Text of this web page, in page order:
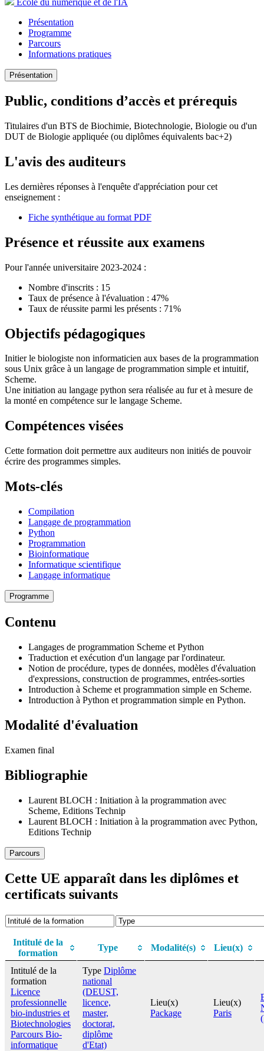
École du numérique et de l'IA
Présentation
Programme
Parcours
Informations pratiques
Présentation
Public, conditions d’accès et prérequis
Titulaires d'un BTS de Biochimie, Biotechnologie, Biologie ou d'un
DUT de Biologie appliquée (ou diplômes équivalents bac+2)
L'avis des auditeurs
Les dernières réponses à l'enquête d'appréciation pour cet
enseignement :
Fiche synthétique au format PDF
Présence et réussite aux examens
Pour l'année universitaire 2023-2024 :
Nombre d'inscrits : 15
Taux de présence à l'évaluation : 47%
Taux de réussite parmi les présents : 71%
Objectifs pédagogiques
Initier le biologiste non informaticien aux bases de la programmation
sous Unix grâce à un langage de programmation simple et intuitif,
Scheme.
Une initiation au langage python sera réalisée au fur et à mesure de
la monté en compétence sur le langage Scheme.
Compétences visées
Cette formation doit permettre aux auditeurs non initiés de pouvoir
écrire des programmes simples.
Mots-clés
Compilation
Langage de programmation
Python
Programmation
Bioinformatique
Informatique scientifique
Langage informatique
Programme
Contenu
Langages de programmation Scheme et Python
Traduction et exécution d'un langage par l'ordinateur.
Notion de procédure, types de données, modèles d'évaluation
d'expressions, construction de programmes, entrées-sorties
Introduction à Scheme et programmation simple en Scheme.
Introduction à Python et programmation simple en Python.
Modalité d'évaluation
Examen final
Bibliographie
Laurent BLOCH : Initiation à la programmation avec
Scheme, Editions Technip
Laurent BLOCH : Initiation à la programmation avec Python,
Editions Technip
Parcours
Cette UE apparaît dans les diplômes et
certificats suivants
Intitulé de la
formation
Type Modalité(s) Lieu(x)
Intitulé de la
formation
Licence
professionnelle
bio-industries et
Biotechnologies
Parcours Bio-
informatique
Type Diplôme
national
(DEUST,
licence,
master,
doctorat,
diplôme
d'Etat)
Lieu(x)
Package
Lieu(x)
Paris